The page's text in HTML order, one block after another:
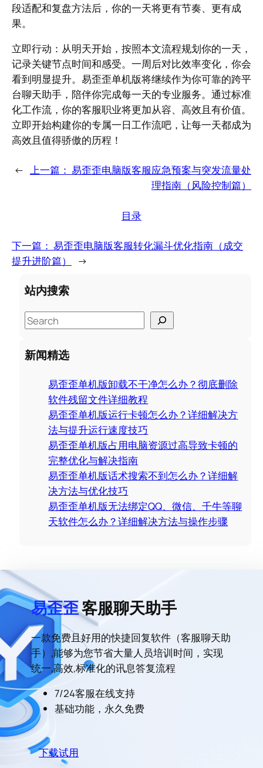
段适配和复盘方法后，你的一天将更有节奏、更有成
果。
立即行动：从明天开始，按照本文流程规划你的一天，
记录关键节点时间和感受。一周后对比效率变化，你会
看到明显提升。易歪歪单机版将继续作为你可靠的跨平
台聊天助手，陪伴你完成每一天的专业服务。通过标准
化工作流，你的客服职业将更加从容、高效且有价值。
立即开始构建你的专属一日工作流吧，让每一天都成为
高效且值得骄傲的历程！
← 上一篇： 易歪歪电脑版客服应急预案与突发流量处
理指南（风险控制篇）
目录
下一篇： 易歪歪电脑版客服转化漏斗优化指南（成交
提升进阶篇）
→
站内搜索
S
e
a
r
新闻精选
易歪歪单机版卸载不干净怎么办？彻底删除
软件残留文件详细教程
易歪歪单机版运行卡顿怎么办？详细解决方
法与提升运行速度技巧
易歪歪单机版占用电脑资源过高导致卡顿的
完整优化与解决指南
易歪歪单机版话术搜索不到怎么办？详细解
决方法与优化技巧
易歪歪单机版无法绑定QQ、微信、千牛等聊
天软件怎么办？详细解决方法与操作步骤
易歪歪客服聊天助手
一款免费且好用的快捷回复软件（客服聊天助
手）,能够为您节省大量人员培训时间，实现
统一,高效,标准化的讯息答复流程
7/24客服在线支持
基础功能，永久免费
下载试用